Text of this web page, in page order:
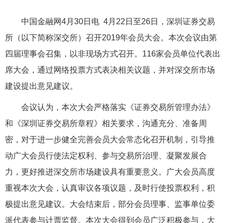
中国金融网4月30日电 4月22日至26日，深圳证券交易
所（以下简称深交所）召开2019年会员大会。本次会议由第
四届理事会召集，以非现场方式召开。116家会员单位代表出
席大会，通过网络投票方式表决相关议题，并对深交所市场
建设提出意见建议。
会议认为，本次大会严格落实《证券交易所管理办法》
和《深圳证券交易所章程》相关要求，沟通充分、准备周
密，对于进一步健全完善会员大会常态化召开机制，引导推
动广大会员行使法定权利、参与交易所治理、凝聚发展合
力，更好推进深交所市场建设具有重要意义。广大会员高度
重视本次大会，认真审议各项议题，及时行使投票权利，积
极提出意见建议。大会结束后，部分会员理事、监事单位委
派代表参与计票监督。本次大会得到会员广泛积极参与，大